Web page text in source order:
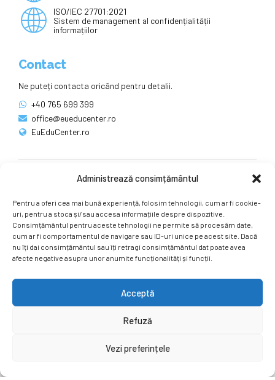
Administrează consimțământul
Pentru a oferi cea mai bună experiență, folosim tehnologii, cum ar fi cookie-
uri, pentru a stoca și/sau accesa informațiile despre dispozitive.
Consimțământul pentru aceste tehnologii ne permite să procesăm date,
cum ar fi comportamentul de navigare sau ID-uri unice pe acest site. Dacă
nu îți dai consimțământul sau îți retragi consimțământul dat poate avea
afecte negative asupra unor anumite funcționalități și funcții.
Acceptă
Refuză
Vezi preferințele
ISO/IEC 27701:2021
Sistem de management al confidențialității
informațiilor
Contact
Ne puteți contacta oricând pentru detalii.
+40 765 699 399
office@eueducenter.ro
EuEduCenter.ro
Ne puteți găsi și pe rețelele sociale.